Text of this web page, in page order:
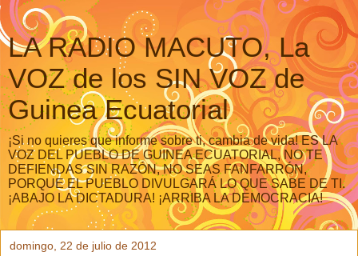
LA RADIO MACUTO, La
VOZ de los SIN VOZ de
Guinea Ecuatorial
¡Si no quieres que informe sobre ti, cambia de vida! ES LA
VOZ DEL PUEBLO DE GUINEA ECUATORIAL, NO TE
DEFIENDAS SIN RAZÓN, NO SEAS FANFARRÓN,
PORQUE EL PUEBLO DIVULGARÁ LO QUE SABE DE TI.
¡ABAJO LA DICTADURA! ¡ARRIBA LA DEMOCRACIA!
domingo, 22 de julio de 2012